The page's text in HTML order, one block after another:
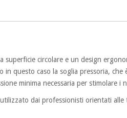
circolare e un design
questo caso la soglia pressoria, che
minima necessaria per stimolare i
dai professionisti orientati alle